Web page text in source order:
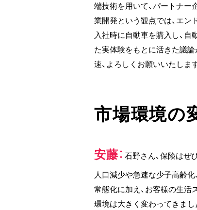
端技術を用いて、パートナー
業開発という観点では、エン
入社時に自動車を購入し、
た実体験をもとに活きた議
速、よろしくお願いいたします
市場環境の
安藤 石野さん、保険はぜ
人口減少や急速な少子高齢
常態化に加え、お客様の生活
環境は大きく変わってきまし